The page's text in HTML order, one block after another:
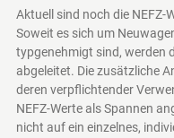
Aktuell sind noch die NEFZ-
Soweit es sich um
typgenehmigt sind, werden
abgeleitet. Die zusätzliche
deren verpflichtender
NEFZ-Werte als Spannen
nicht auf ein einzelnes,